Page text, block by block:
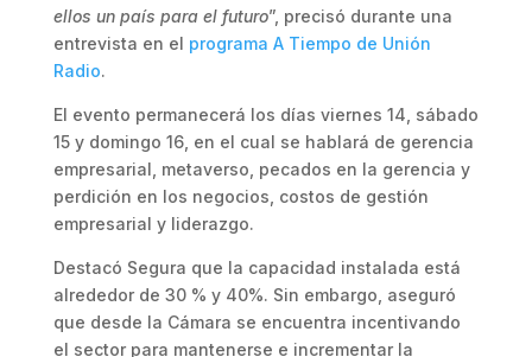
ellos un país para el futuro”, precisó durante una
entrevista en el programa A Tiempo de Unión
Radio.
El evento permanecerá los días viernes 14, sábado
15 y domingo 16, en el cual se hablará de gerencia
empresarial, metaverso, pecados en la gerencia y
perdición en los negocios, costos de gestión
empresarial y liderazgo.
Destacó Segura que la capacidad instalada está
alrededor de 30 % y 40%. Sin embargo, aseguró
que desde la Cámara se encuentra incentivando
el sector para mantenerse e incrementar la